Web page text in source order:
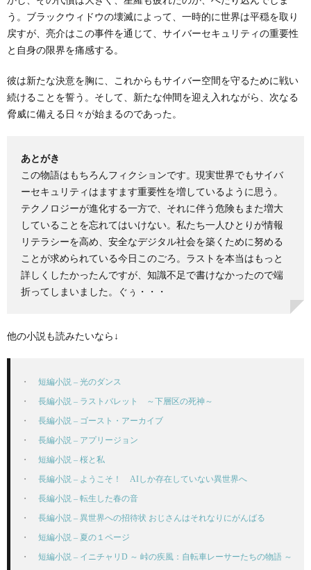
う。ブラックウィドウの壊滅によって、一時的に世界は平穏を取り
戻すが、亮介はこの事件を通じて、サイバーセキュリティの重要性
と自身の限界を痛感する。
彼は新たな決意を胸に、これからもサイバー空間を守るために戦い
続けることを誓う。そして、新たな仲間を迎え入れながら、次なる
脅威に備える日々が始まるのであった。
あとがき
この物語はもちろんフィクションです。現実世界でもサイバ
ーセキュリティはますます重要性を増しているように思う。
テクノロジーが進化する一方で、それに伴う危険もまた増大
していることを忘れてはいけない。私たち一人ひとりが情報
リテラシーを高め、安全なデジタル社会を築くために努める
ことが求められている今日このごろ。ラストを本当はもっと
詳しくしたかったんですが、知識不足で書けなかったので端
折ってしまいました。ぐぅ・・・
他の小説も読みたいなら↓
短編小説 – 光のダンス
長編小説 – ラストバレット　～下層区の死神～
長編小説 – ゴースト・アーカイブ
長編小説 – アプリージョン
短編小説 – 桜と私
長編小説 – ようこそ！　AIしか存在していない異世界へ
長編小説 – 転生した春の音
長編小説 – 異世界への招待状 おじさんはそれなりにがんばる
短編小説 – 夏の１ページ
短編小説 – イニチャリD ～ 峠の疾風：自転車レーサーたちの物語 ～